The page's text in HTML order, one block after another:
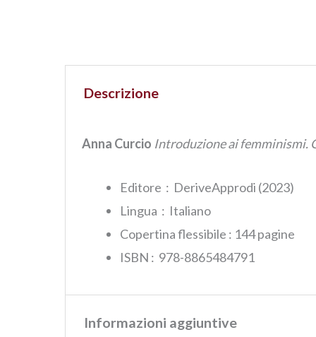
Descrizione
Anna Curcio Introduzione ai femminismi.
Editore ‏ : ‎ DeriveApprodi (2023)
Lingua ‏ : ‎ Italiano
Copertina flessibile : ‎144 pagine
ISBN‏ : ‎ 978-8865484791
Informazioni aggiuntive